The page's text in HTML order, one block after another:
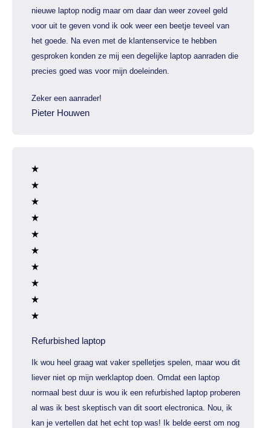
nieuwe laptop nodig maar om daar dan weer zoveel geld
voor uit te geven vond ik ook weer een beetje teveel van
het goede. Na even met de klantenservice te hebben
gesproken konden ze mij een degelijke laptop aanraden die
precies goed was voor mijn doeleinden.
Zeker een aanrader!
Pieter Houwen
Refurbished laptop
Ik wou heel graag wat vaker spelletjes spelen, maar wou dit
liever niet op mijn werklaptop doen. Omdat een laptop
normaal best duur is wou ik een refurbished laptop proberen
al was ik best skeptisch van dit soort electronica. Nou, ik
kan je vertellen dat het echt top was! Ik belde eerst om nog